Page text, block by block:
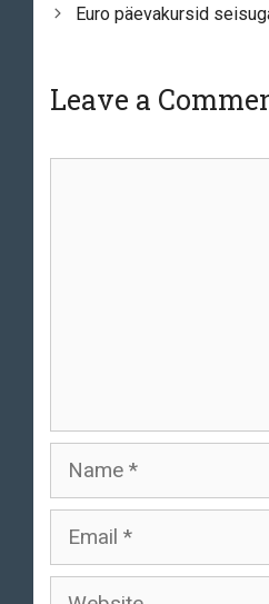
navigation
Euro päevakursid
Leave a
Name
Email
Website